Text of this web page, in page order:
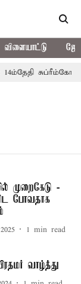
விளையாட்டு
முறைகேடு -
போவதாக
1 min read
வாழ்த்து